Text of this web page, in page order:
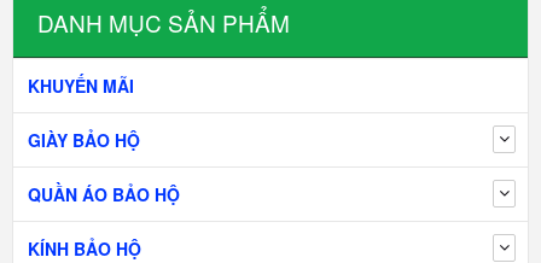
DANH MỤC SẢN PHẨM
KHUYẾN MÃI
GIÀY BẢO HỘ
QUẦN ÁO BẢO HỘ
KÍNH BẢO HỘ